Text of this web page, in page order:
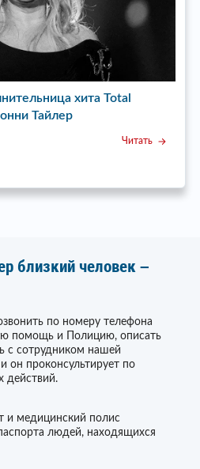
сериала «Пока станица
Читать
близкий человек –
по номеру телефона
помощь и Полицию, описать
с сотрудником нашей
он проконсультирует по
действий.
и медицинский полис
людей, находящихся